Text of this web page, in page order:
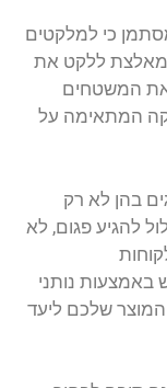
כי למלקטים
ללקט את
את המשטחים
המתאימה על
בהן לא רק
להגיע פגום, לא
באמצעות נותני
שלכם ליעד